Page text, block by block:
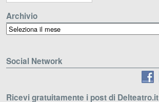
Archivio
Archivio
Social Network
Ricevi gratuitamente i post di Delteatro.it